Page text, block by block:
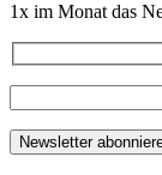
1x im Monat das